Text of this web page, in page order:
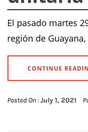
El pasado martes
región de
CONTINUE
Posted On :July 1, 2021